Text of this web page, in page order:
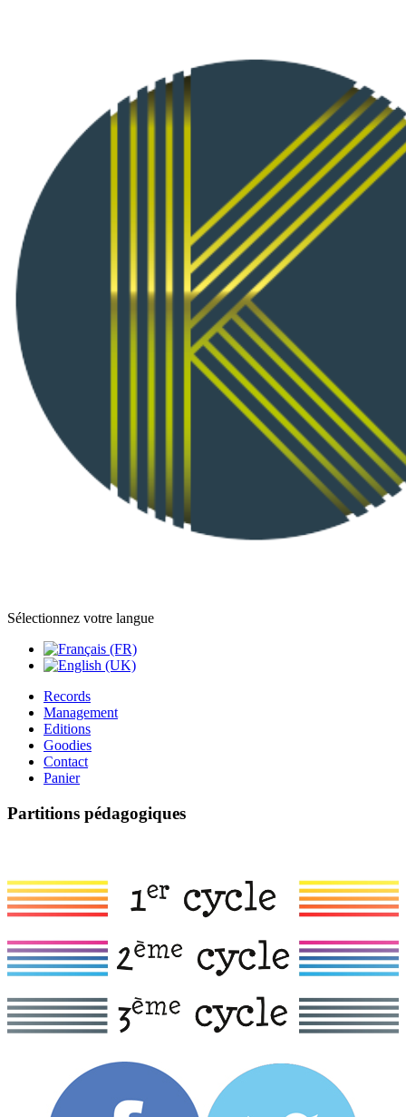
Sélectionnez votre langue
Records
Management
Editions
Goodies
Contact
Panier
Partitions pédagogiques